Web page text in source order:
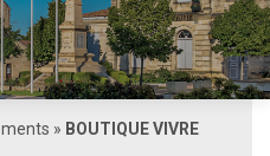
» BOUTIQUE VIVRE